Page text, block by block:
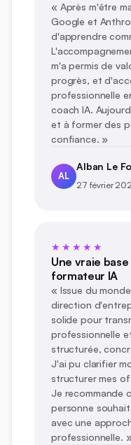
« Après m'être
Google et
d'apprendre
m'a permis de
progrès, et
professionnelle
coach IA.
et à former des
confiance. »
AL
Alban Le
27 février
★★★★★
Une vraie
formateur IA
« Issue du
direction
solide pour
professionnelle
structurée,
J'ai pu clarifier
structurer mes
Je recommande
personne
avec une
professionnelle.